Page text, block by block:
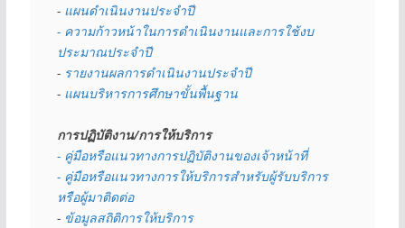
- แผนดำเนินงานประจำปี
- ความก้าวหน้าในการดำเนินงานและการใช้งบ
ประมาณประจำปี
- รายงานผลการดำเนินงานประจำปี
- แผนบริหารการศึกษาขั้นพื้นฐาน
การปฏิบัติงาน/การให้บริการ
- คู่มือหรือแนวทางการปฏิบัติงานของเจ้าหน้าที่
- คู่มือหรือแนวทางการให้บริการสำหรับผู้รับบริการ
หรือผู้มาติดต่อ
- ข้อมูลสถิติการให้บริการ